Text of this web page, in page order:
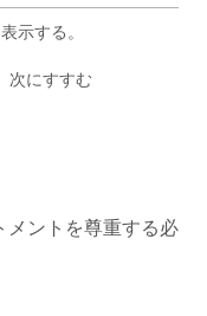
示する。
次にすすむ
メントを尊重する必